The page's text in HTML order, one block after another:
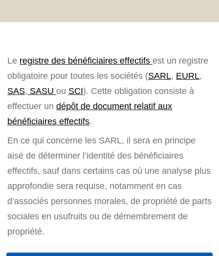
Le registre des bénéficiaires effectifs est un registre
obligatoire pour toutes les sociétés (SARL, EURL,
SAS, SASU ou SCI). Cette obligation consiste à
effectuer un dépôt de document relatif aux
bénéficiaires effectifs.
En ce qui concerne les SARL, il sera en principe
aisé de déterminer l’identité des bénéficiaires
effectifs, sauf dans certains cas où une analyse plus
approfondie sera requise, notamment en cas
d’associés personnes morales, de propriété de parts
sociales en usufruits ou de démembrement de
propriété.